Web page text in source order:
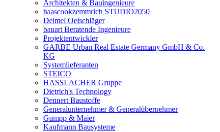
Architekten & Bauingenieure
haascookzemmrich STUDIO2050
Deimel Oelschläger
bauart Beratende Ingenieure
Projektentwickler
GARBE Urban Real Estate Germany GmbH & Co.
KG
Systemlieferanten
STEICO
HASSLACHER Gruppe
Dietrich's Technology
Dennert Baustoffe
Generalunternehmer & Generalübernehmer
Gumpp & Maier
Kaufmann Bausysteme